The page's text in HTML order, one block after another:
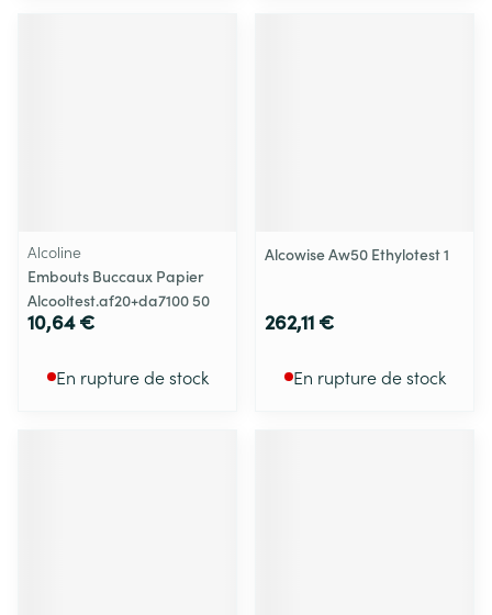
Alcoline
Embouts Buccaux Papier
Alcooltest.af20+da7100 50
10,64 €
En rupture de stock
Alcowise Aw50 Ethylotest 1
262,11 €
En rupture de stock